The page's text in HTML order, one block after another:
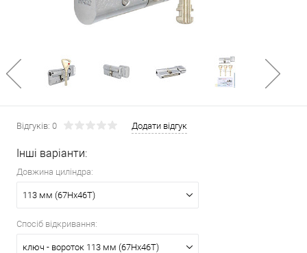
Відгуків: 0 Додати відгук
Інші варіанти:
Довжина циліндра:
113 мм (67Hx46T)
Спосіб відкривання:
ключ - вороток 113 мм (67Hx46T)